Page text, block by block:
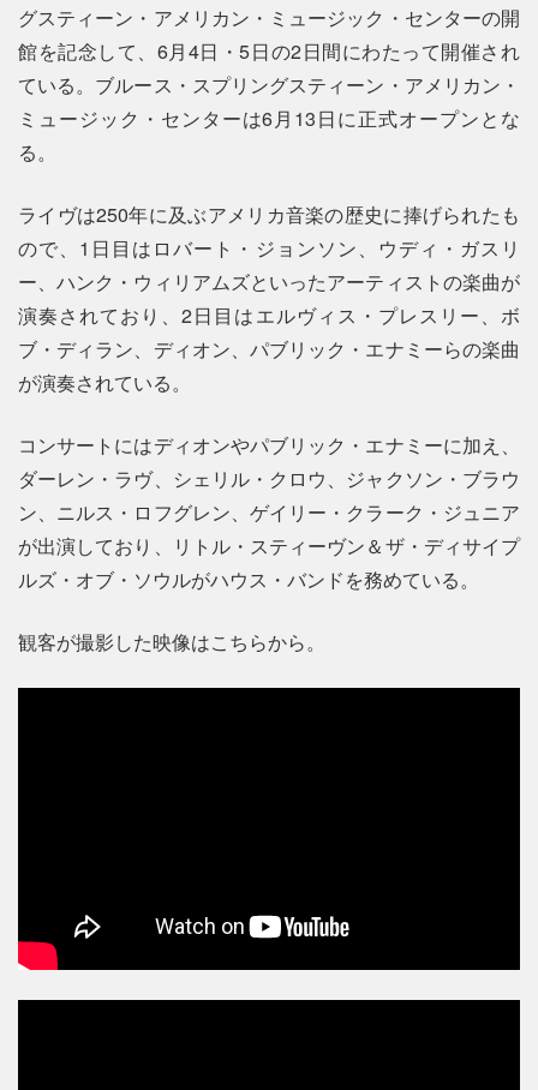
グスティーン・アメリカン・ミュージック・センターの開
館を記念して、6月4日・5日の2日間にわたって開催され
ている。ブルース・スプリングスティーン・アメリカン・
ミュージック・センターは6月13日に正式オープンとな
る。
ライヴは250年に及ぶアメリカ音楽の歴史に捧げられたも
ので、1日目はロバート・ジョンソン、ウディ・ガスリ
ー、ハンク・ウィリアムズといったアーティストの楽曲が
演奏されており、2日目はエルヴィス・プレスリー、ボ
ブ・ディラン、ディオン、パブリック・エナミーらの楽曲
が演奏されている。
コンサートにはディオンやパブリック・エナミーに加え、
ダーレン・ラヴ、シェリル・クロウ、ジャクソン・ブラウ
ン、ニルス・ロフグレン、ゲイリー・クラーク・ジュニア
が出演しており、リトル・スティーヴン＆ザ・ディサイプ
ルズ・オブ・ソウルがハウス・バンドを務めている。
観客が撮影した映像はこちらから。